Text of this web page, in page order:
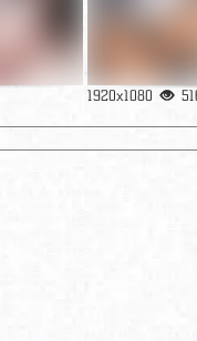
1920x1080